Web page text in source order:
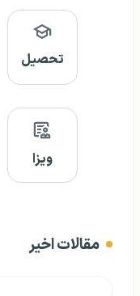
تحصیل
ویزا
مقالات اخیر